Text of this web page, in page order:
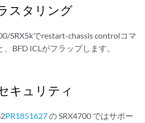
スタリング
SRX5kでrestart-chassis controlコマ
BFD ICLがフラップします。
キュリティ
PR1851627の SRX4700 ではサポー